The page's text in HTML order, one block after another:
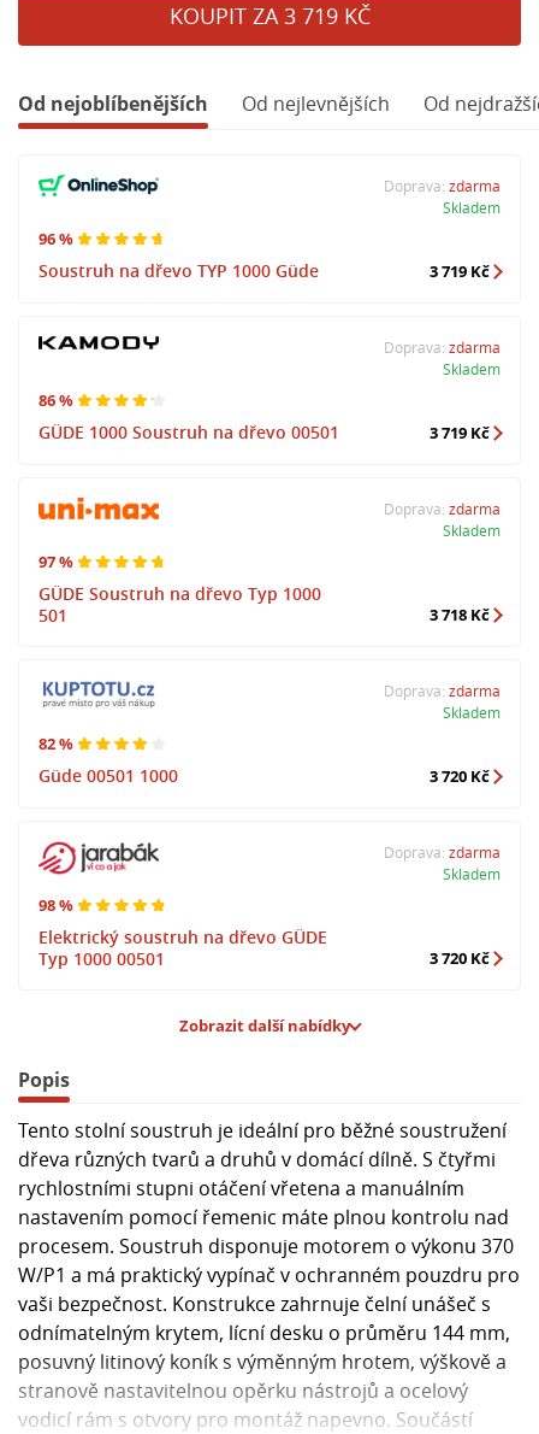
KOUPIT ZA 3 719 KČ
Od nejoblíbenějších Od nejlevnějších Od
96 %
Soustruh na dřevo TYP 1000 Güde
Doprava: zdarma
Skladem
3 719 Kč
86 %
GÜDE 1000 Soustruh na dřevo 00501
Doprava: zdarma
Skladem
3 719 Kč
97 %
GÜDE Soustruh na dřevo Typ 1000
501
Doprava: zdarma
Skladem
3 718 Kč
82 %
Güde 00501 1000
Doprava: zdarma
Skladem
3 720 Kč
98 %
Elektrický soustruh na dřevo GÜDE
Typ 1000 00501
Doprava: zdarma
Skladem
3 720 Kč
Zobrazit další nabídky
Popis
Tento stolní soustruh je ideální pro běžné soustružení
dřeva různých tvarů a druhů v domácí dílně. S čtyřmi
rychlostními stupni otáčení vřetena a manuálním
nastavením pomocí řemenic máte plnou kontrolu nad
procesem. Soustruh disponuje motorem o výkonu 370
W/P1 a má praktický vypínač v ochranném pouzdru pro
vaši bezpečnost. Konstrukce zahrnuje čelní unášeč s
odnímatelným krytem, lícní desku o průměru 144 mm,
posuvný litinový koník s výměnným hrotem, výškově a
stranově nastavitelnou opěrku nástrojů a ocelový
vodicí rám s otvory pro montáž napevno. Součástí